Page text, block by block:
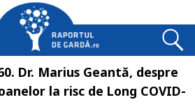
Dr. Marius Geantă, despre
la risc de Long COVID-